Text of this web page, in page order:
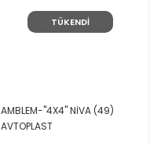
TÜKENDİ
AMBLEM-''4X4'' NİVA (49)
AVTOPLAST